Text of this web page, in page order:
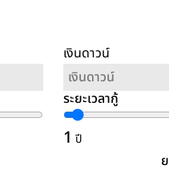
เงินดาวน์
ระยะเวลากู้
1 ปี